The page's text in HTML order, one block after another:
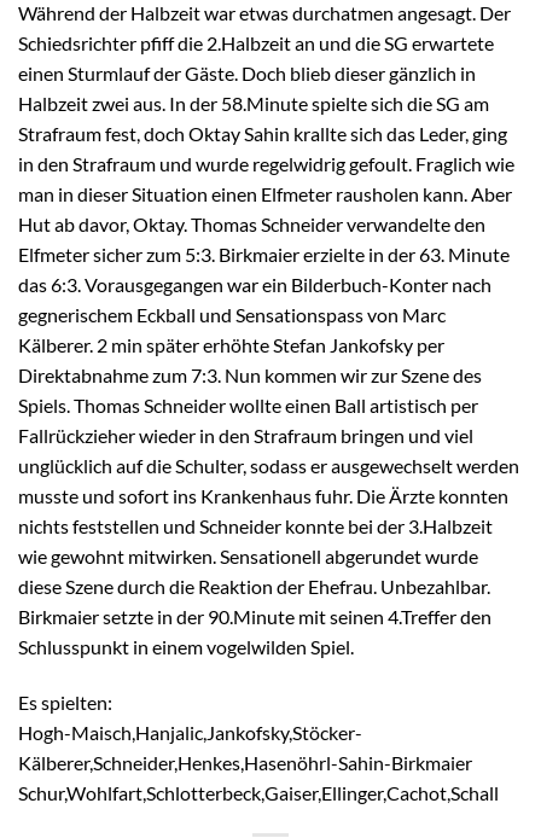
Während der Halbzeit war etwas durchatmen angesagt. Der
Schiedsrichter pfiff die 2.Halbzeit an und die SG erwartete
einen Sturmlauf der Gäste. Doch blieb dieser gänzlich in
Halbzeit zwei aus. In der 58.Minute spielte sich die SG am
Strafraum fest, doch Oktay Sahin krallte sich das Leder, ging
in den Strafraum und wurde regelwidrig gefoult. Fraglich wie
man in dieser Situation einen Elfmeter rausholen kann. Aber
Hut ab davor, Oktay. Thomas Schneider verwandelte den
Elfmeter sicher zum 5:3. Birkmaier erzielte in der 63. Minute
das 6:3. Vorausgegangen war ein Bilderbuch-Konter nach
gegnerischem Eckball und Sensationspass von Marc
Kälberer. 2 min später erhöhte Stefan Jankofsky per
Direktabnahme zum 7:3. Nun kommen wir zur Szene des
Spiels. Thomas Schneider wollte einen Ball artistisch per
Fallrückzieher wieder in den Strafraum bringen und viel
unglücklich auf die Schulter, sodass er ausgewechselt werden
musste und sofort ins Krankenhaus fuhr. Die Ärzte konnten
nichts feststellen und Schneider konnte bei der 3.Halbzeit
wie gewohnt mitwirken. Sensationell abgerundet wurde
diese Szene durch die Reaktion der Ehefrau. Unbezahlbar.
Birkmaier setzte in der 90.Minute mit seinen 4.Treffer den
Schlusspunkt in einem vogelwilden Spiel.
Es spielten:
Hogh-Maisch,Hanjalic,Jankofsky,Stöcker-
Kälberer,Schneider,Henkes,Hasenöhrl-Sahin-Birkmaier
Schur,Wohlfart,Schlotterbeck,Gaiser,Ellinger,Cachot,Schall